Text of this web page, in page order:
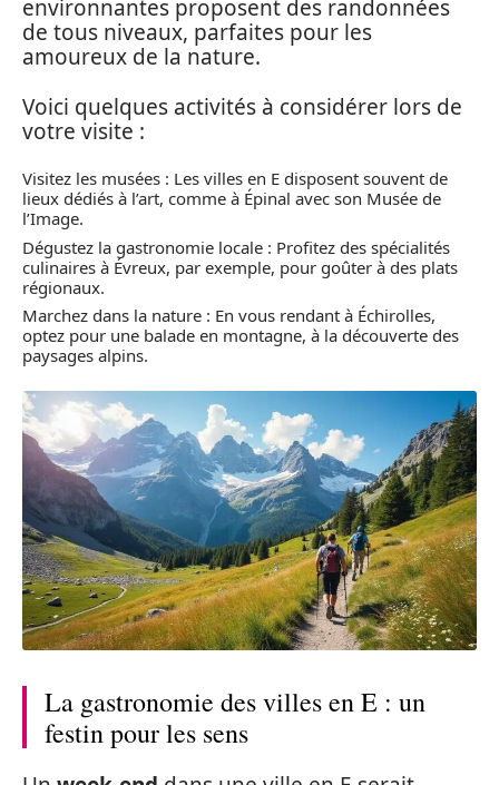
environnantes proposent des randonnées
de tous niveaux, parfaites pour les
amoureux de la nature.
Voici quelques activités à considérer lors de
votre visite :
Visitez les musées : Les villes en E disposent souvent de
lieux dédiés à l’art, comme à Épinal avec son Musée de
l’Image.
Dégustez la gastronomie locale : Profitez des spécialités
culinaires à Évreux, par exemple, pour goûter à des plats
régionaux.
Marchez dans la nature : En vous rendant à Échirolles,
optez pour une balade en montagne, à la découverte des
paysages alpins.
La gastronomie des villes en E : un
festin pour les sens